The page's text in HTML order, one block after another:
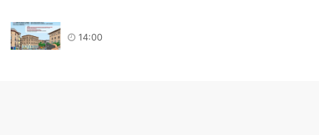
14:00